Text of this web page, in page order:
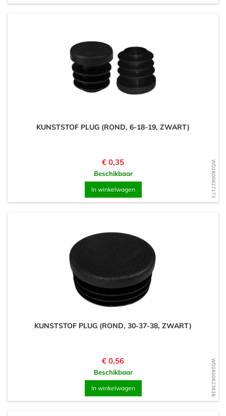
WD1600627173
KUNSTSTOF PLUG (ROND, 6-18-19, ZWART)
Prijs
€ 0,35
Beschikbaar
In winkelwagen
WD1600623616
KUNSTSTOF PLUG (ROND, 30-37-38, ZWART)
Prijs
€ 0,56
Beschikbaar
In winkelwagen